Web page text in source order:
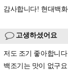
감사합니다! 현대백
고생하셨어요
저도 조기 좋아합니다
백조기는 맛이 없구요